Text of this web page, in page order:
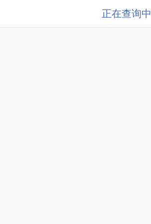
正在查询中